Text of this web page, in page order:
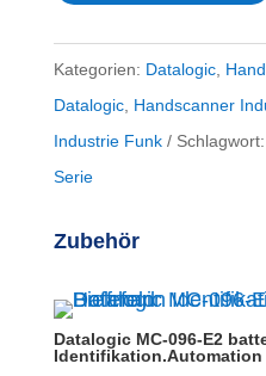
Kategorien: Datalogic,
Datalogic, Handscanner
Industrie Funk
Schlagwort:
Serie
Zubehör
Datalogic MC-096-E2
Identifikation.Automation